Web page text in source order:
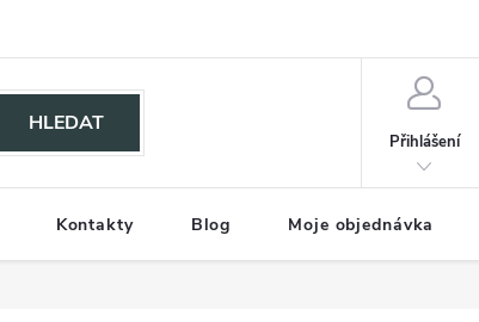
HLEDAT
Přihlášení
Kontakty Blog Moje objednávka